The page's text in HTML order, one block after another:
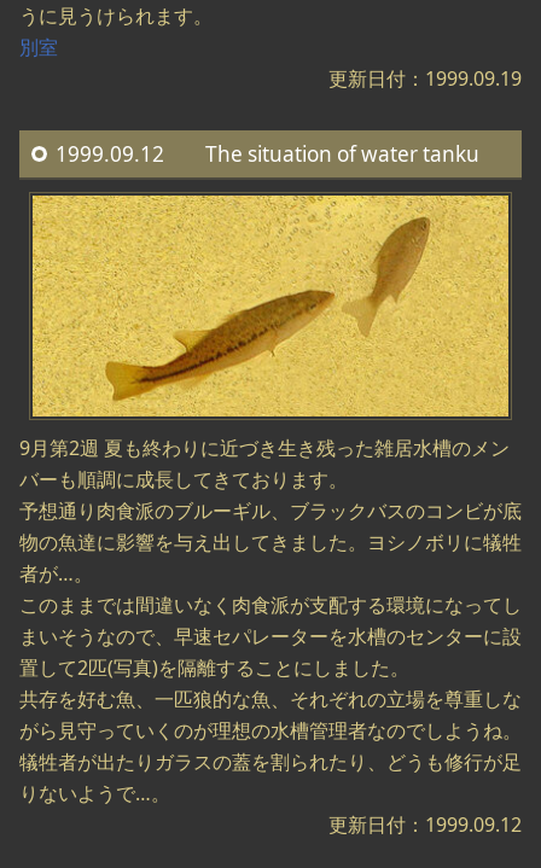
うに見うけられます。
別室
更新日付：1999.09.19
1999.09.12 The situation of water tanku
9月第2週 夏も終わりに近づき生き残った雑居水槽のメン
バーも順調に成長してきております。
予想通り肉食派のブルーギル、ブラックバスのコンビが底
物の魚達に影響を与え出してきました。ヨシノボリに犠牲
者が…。
このままでは間違いなく肉食派が支配する環境になってし
まいそうなので、早速セパレーターを水槽のセンターに設
置して2匹(写真)を隔離することにしました。
共存を好む魚、一匹狼的な魚、それぞれの立場を尊重しな
がら見守っていくのが理想の水槽管理者なのでしようね。
犠牲者が出たりガラスの蓋を割られたり、どうも修行が足
りないようで…。
更新日付：1999.09.12